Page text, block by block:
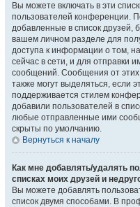
Вы можете включать в эти
пользователей конференции.
добавленные в список друзей,
вашем личном разделе для
доступа к информации о том,
сейчас в сети, и для отправки
сообщений. Сообщения от этих
также могут выделяться, если
поддерживается стилем
добавили пользователей в
любые отправленные ими
скрыты по умолчанию.
Вернуться к началу
Как мне добавлять/удалять
списках моих друзей и
Вы можете добавлять
список двумя способами. В